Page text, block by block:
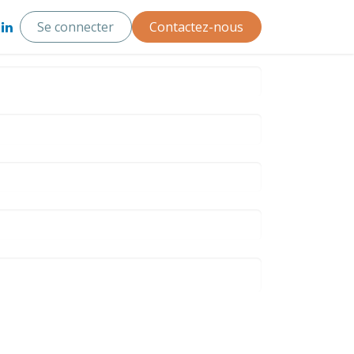
Se connecter Contactez-nous